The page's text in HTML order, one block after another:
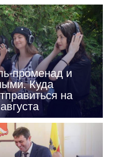
променад и
Куда
на